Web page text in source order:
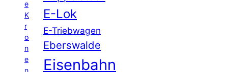
e
K
r
o
n
e
n
E-Lok
E-Triebwagen
Eberswalde
Eisenbahn